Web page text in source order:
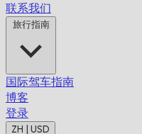
联系我们
旅行指南
国际驾车指南
博客
登录
ZH | USD